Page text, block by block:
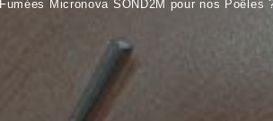
Micronova SOND2M pour nos Poêles